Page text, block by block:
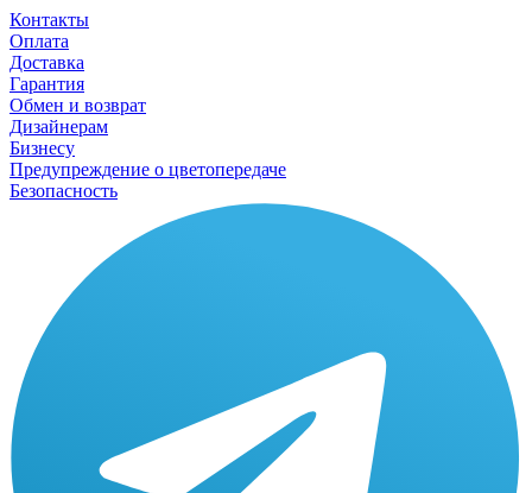
Контакты
Оплата
Доставка
Гарантия
Обмен и возврат
Дизайнерам
Бизнесу
Предупреждение о цветопередаче
Безопасность